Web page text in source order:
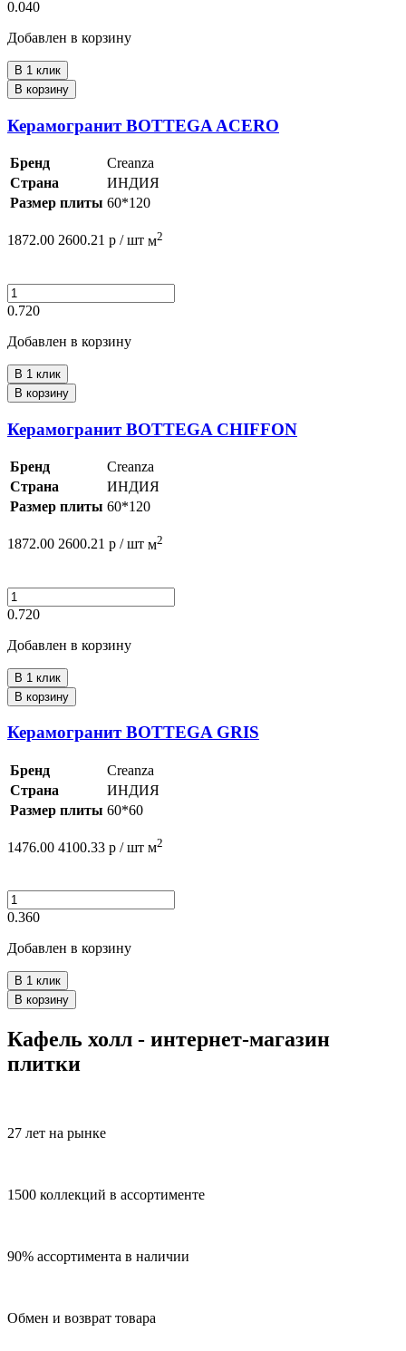
0.040
Добавлен в корзину
В 1 клик
В корзину
Керамогранит BOTTEGA ACERO
Бренд
Creanza
Страна
ИНДИЯ
Размер плиты 60*120
1872.00 2600.21 р / шт м2
0.720
Добавлен в корзину
В 1 клик
В корзину
Керамогранит BOTTEGA CHIFFON
Бренд
Creanza
Страна
ИНДИЯ
Размер плиты 60*120
1872.00 2600.21 р / шт м2
0.720
Добавлен в корзину
В 1 клик
В корзину
Керамогранит BOTTEGA GRIS
Бренд
Creanza
Страна
ИНДИЯ
Размер плиты 60*60
1476.00 4100.33 р / шт м2
0.360
Добавлен в корзину
В 1 клик
В корзину
Кафель холл - интернет-магазин
плитки
27 лет на рынке
1500 коллекций в ассортименте
90% ассортимента в наличии
Обмен и возврат товара